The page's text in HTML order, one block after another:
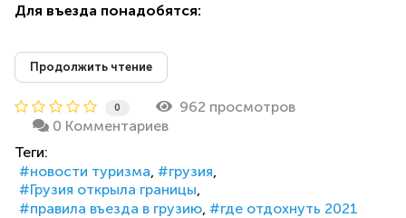
Для въезда понадобятся:
Продолжить чтение
0
962 просмотров
0 Комментариев
Теги:
новости туризма
грузия
Грузия открыла границы
правила въезда в грузию
где отдохнуть 2021